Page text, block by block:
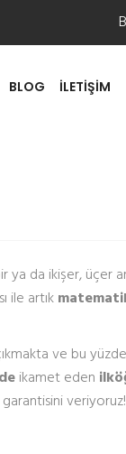
BLOG İLETIŞIM
ya da ikişer, üçer
ile artık
ve bu
ikamet eden
garantisini veriyoruz!